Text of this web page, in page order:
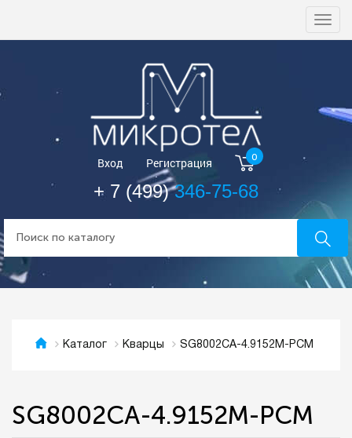
Вход Регистрация 0
+ 7 (499)346-75-68
Каталог Кварцы SG8002CA-4.9152M-PCM
SG8002CA-4.9152M-PCM